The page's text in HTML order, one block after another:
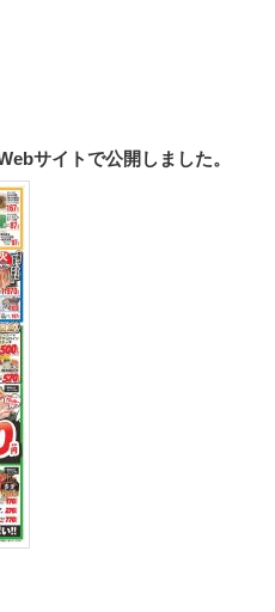
サイトで公開しました。